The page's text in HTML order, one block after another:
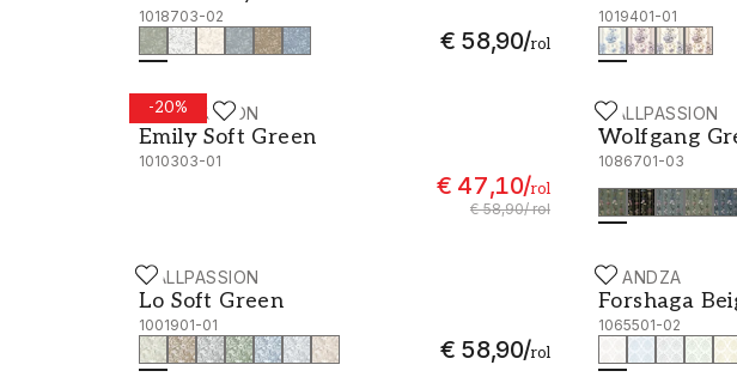
1018703-02
€ 58,90/rol
1019401-01
-20%
WALLPASSION
Emily Soft Green
1010303-01
€ 47,10/rol
€ 58,90/rol
Emily Soft Green - 1010303-01 WALLPASSION
Wolfgang
1086701-03
Wolfgang
WALLPASSION
Lo Soft Green
1001901-01
€ 58,90/rol
Lo Soft Green - 1001901-01 SCANDZA
Forshaga
1065501-02
Forshaga